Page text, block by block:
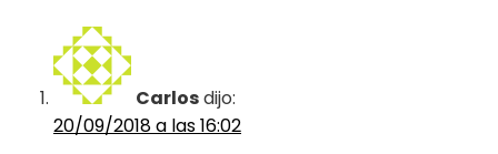
Carlosdijo:
20/09/2018 a las 16:02